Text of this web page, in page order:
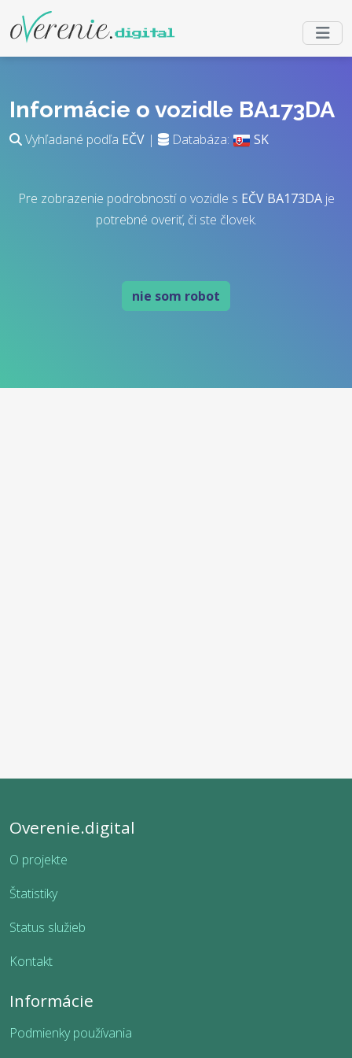
Informácie o vozidle BA173DA
Vyhľadané podľa EČV | Databáza: SK
Pre zobrazenie podrobností o vozidle s EČV BA173DAje
potrebné overiť, či ste človek.
nie som robot
Overenie.digital
O projekte
Štatistiky
Status služieb
Kontakt
Informácie
Podmienky používania